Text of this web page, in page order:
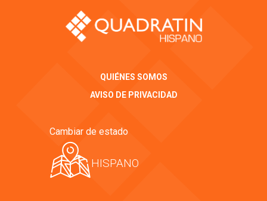
QUIÉNES SOMOS
AVISO DE PRIVACIDAD
Cambiar de estado
HISPANO